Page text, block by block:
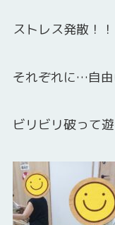
ストレス発散！！
それぞれに…自由
ビリビリ破って